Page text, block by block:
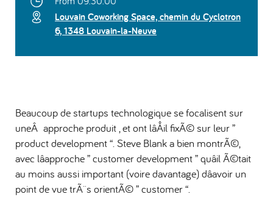
Louvain Coworking Space, chemin du Cyclotron
6, 1348 Louvain-la-Neuve
Beaucoup de startups technologique se focalisent sur
uneÂ approche produit , et ont lâÅil fixÃ© sur leur ”
product development “. Steve Blank a bien montrÃ©,
avec lâapproche ” customer development ” quâil Ã©tait
au moins aussi important (voire davantage) dâavoir un
point de vue trÃ¨s orientÃ© ” customer “.